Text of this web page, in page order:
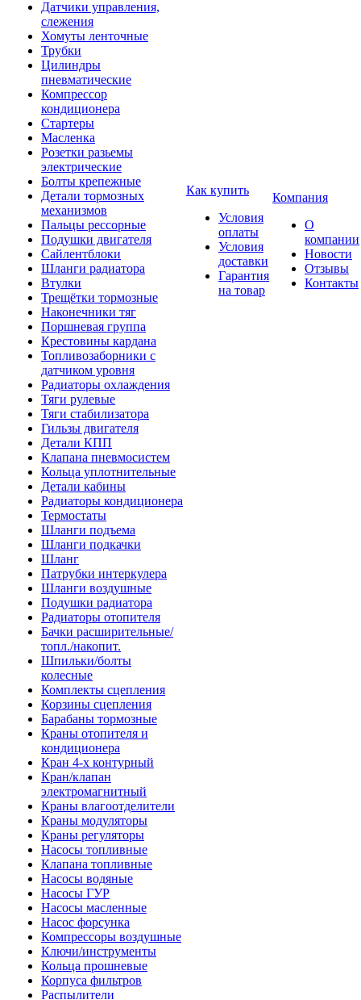
Датчики управления,
слежения
Хомуты ленточные
Трубки
Цилиндры
пневматические
Компрессор
кондиционера
Стартеры
Масленка
Розетки разьемы
электрические
Болты крепежные
Детали тормозных
механизмов
Пальцы рессорные
Подушки двигателя
Сайлентблоки
Шланги радиатора
Втулки
Трещётки тормозные
Наконечники тяг
Поршневая группа
Крестовины кардана
Топливозаборники с
датчиком уровня
Радиаторы охлаждения
Тяги рулевые
Тяги стабилизатора
Гильзы двигателя
Детали КПП
Клапана пневмосистем
Кольца уплотнительные
Детали кабины
Радиаторы кондиционера
Термостаты
Шланги подъема
Шланги подкачки
Шланг
Патрубки интеркулера
Шланги воздушные
Подушки радиатора
Радиаторы отопителя
Бачки расширительные/
топл./накопит.
Шпильки/болты
колесные
Комплекты сцепления
Корзины сцепления
Барабаны тормозные
Краны отопителя и
кондиционера
Кран 4-х контурный
Кран/клапан
электромагнитный
Краны влагоотделители
Краны модуляторы
Краны регуляторы
Насосы топливные
Клапана топливные
Насосы водяные
Насосы ГУР
Насосы масленные
Насос форсунка
Компрессоры воздушные
Ключи/инструменты
Кольца прошневые
Корпуса фильтров
Распылители
Как купить
Условия
оплаты
Условия
доставки
Гарантия
на товар
Компания
О
компании
Новости
Отзывы
Контакты